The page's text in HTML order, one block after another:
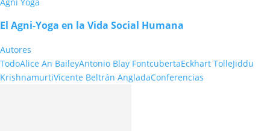
El Agni-Yoga en la Vida Social Humana
Autores
TodoAlice An BaileyAntonio Blay FontcubertaEckhart TolleJiddu
KrishnamurtiVicente Beltrán AngladaConferencias